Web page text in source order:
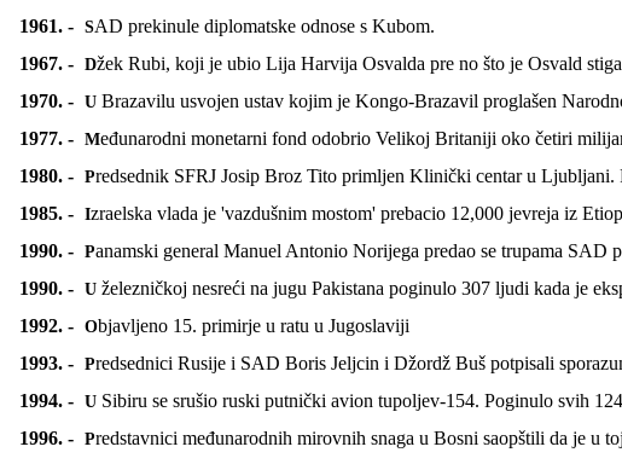
1961. -
SAD prekinule diplomatske odnose s Kubom.
1967. -
Džek Rubi, koji je ubio Lija Harvija Osvalda pre no što je Osvald
1970. -
U Brazavilu usvojen ustav kojim je Kongo-Brazavil proglašen
1977. -
Međunarodni monetarni fond odobrio Velikoj Britaniji oko četiri
1980. -
Predsednik SFRJ Josip Broz Tito primljen Klinički centar u
1985. -
Izraelska vlada je 'vazdušnim mostom' prebacio 12,000 jevreja iz
1990. -
Panamski general Manuel Antonio Norijega predao se trupama
1990. -
U železničkoj nesreći na jugu Pakistana poginulo 307 ljudi kada je
1992. -
Objavljeno 15. primirje u ratu u Jugoslaviji
1993. -
Predsednici Rusije i SAD Boris Jeljcin i Džordž Buš potpisali
1994. -
U Sibiru se srušio ruski putnički avion tupoljev-154. Poginulo svih
1996. -
Predstavnici međunarodnih mirovnih snaga u Bosni saopštili da je